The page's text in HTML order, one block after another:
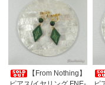
【From Nothing】